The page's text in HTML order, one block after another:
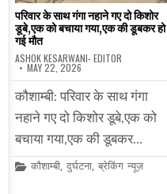
परिवार के साथ गंगा नहाने गए दो किशोर
डूबे,एक को बचाया गया,एक की डूबकर हो
गई मौत
ASHOK KESARWANI- EDITOR
MAY 22, 2026
कौशाम्बी: परिवार के साथ गंगा
नहाने गए दो किशोर डूबे,एक को
बचाया गया,एक की डूबकर…
Posted
कौशाम्बी,दुर्घटना,ब्रेकिंग न्यूज़